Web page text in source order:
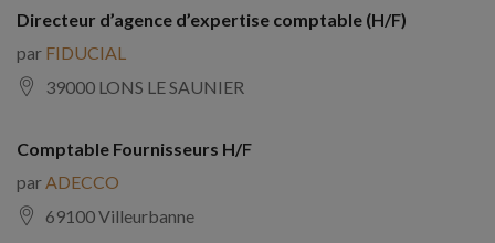
Directeur d’agence d’expertise comptable (H/F)
par FIDUCIAL
39000 LONS LE SAUNIER
Comptable Fournisseurs H/F
par ADECCO
69100 Villeurbanne